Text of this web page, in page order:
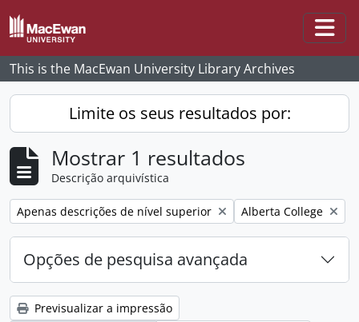
Skip to main content
This is the MacEwan University Library Archives
Limite os seus resultados por:
Mostrar 1 resultados
Descrição arquivística
Remove filter:
Apenas descrições de nível superior Remove filter:
Alberta College
Opções de pesquisa avançada
Previsualizar a impressão